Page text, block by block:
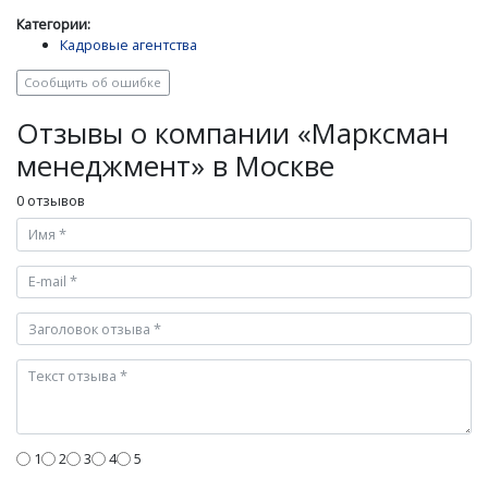
Категории:
Кадровые агентства
Сообщить об ошибке
Отзывы о компании «Марксман
менеджмент» в Москве
0 отзывов
1 2 3 4 5